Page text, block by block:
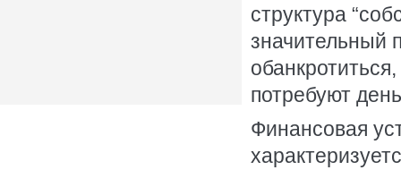
структура
значительный
потребуют
Финансовая